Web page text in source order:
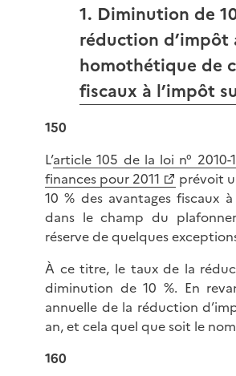
1. Diminution de
réduction
homothétique de
fiscaux à l’impôt
150
L’article 105 de la loi n°
finances pour 2011
prévoit
10 % des avantages fiscaux
dans le champ du
réserve de quelques
À ce titre, le taux de la
diminution de 10 %. En
annuelle de la réduction
an, et cela quel que soit le
160